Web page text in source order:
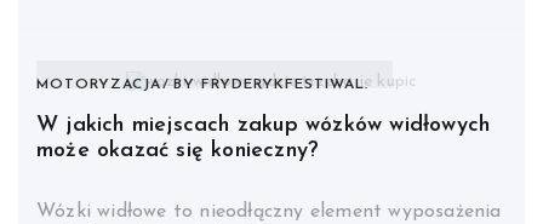
MOTORYZACJA BYFRYDERYKFESTIWAL.
W jakich miejscach zakup wózków widłowych
może okazać się konieczny?
Wózki widłowe to nieodłączny element wyposażenia